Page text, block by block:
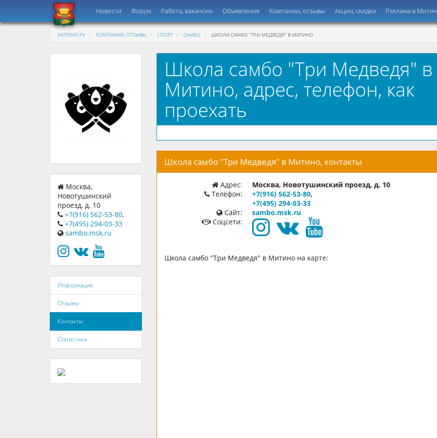
Новости Форум Работа, вакансии Объявления Компании, отзывы Акции, скидки Реклама в
МИТИНО.РУ КОМПАНИИ, ОТЗЫВЫ СПОРТ САМБО ШКОЛА САМБО "ТРИ МЕДВЕДЯ" В МИТИНО
Москва,
Новотушинский
проезд, д. 10
+7(916) 562-53-80,
+7(495) 294-03-33
sambo.msk.ru
Информация
Отзывы
Контакты
Статистика
Школа самбо "Три Медведя" в
Митино, адрес, телефон, как
проехать
Школа самбо "Три Медведя" в Митино, контакты
Адрес:
Москва, Новотушинский проезд, д. 10
Телефон:
+7(916) 562-53-80,
+7(495) 294-03-33
Сайт:
sambo.msk.ru
Соцсети:
Школа самбо "Три Медведя" в Митино на карте: